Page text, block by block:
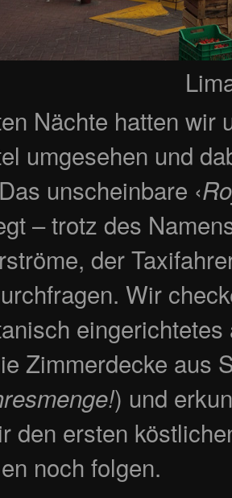
Nächte hatten wir
umgesehen und
unscheinbare ‹
– trotz des
der
Wir
Zimmerdecke aus
) und
den ersten
noch folgen.